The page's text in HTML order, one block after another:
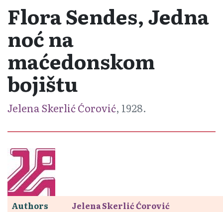
Flora Sendes, Jedna
noć na
maćedonskom
bojištu
Jelena Skerlić Ćorović, 1928.
Authors
Jelena Skerlić Ćorović